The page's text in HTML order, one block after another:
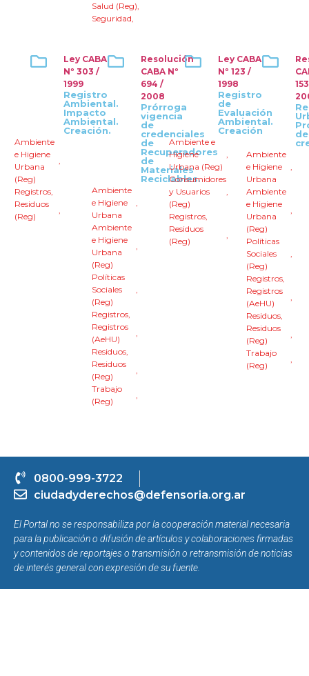
Salud (Reg),
Seguridad,
Ley CABA
Nº 303 /
1999
Registro
Ambiental.
Impacto
Ambiental.
Creación.
Ambiente
e Higiene
Urbana
(Reg)
,
Registros,
Residuos
(Reg)
,
Resolución
CABA Nº
694 /
2008
Prórroga
vigencia
de
credenciales
de
Recuperadores
de
Materiales
Reciclables.
Ambiente
e Higiene
Urbana
,
Ambiente
e Higiene
Urbana
(Reg)
,
Políticas
Sociales
(Reg)
,
Registros,
Registros
(AeHU)
,
Residuos,
Residuos
(Reg)
,
Trabajo
(Reg)
,
Ley CABA
Nº 123 /
1998
Registro
de
Evaluación
Ambiental.
Creación
Ambiente e
Higiene
Urbana (Reg)
,
Consumidores
y Usuarios
(Reg)
,
Registros,
Residuos
(Reg)
,
Ambiente
e Higiene
Urbana
,
Ambiente
e Higiene
Urbana
(Reg)
,
Políticas
Sociales
(Reg)
,
Registros,
Registros
(AeHU)
,
Residuos,
Residuos
(Reg)
,
Trabajo
(Reg)
,
0800-999-3722
ciudadyderechos@defensoria.org.ar
El Portal no se responsabiliza por la cooperación material necesaria
para la publicación o difusión de artículos y colaboraciones firmadas
y contenidos de reportajes o transmisión o retransmisión de noticias
de interés general con expresión de su fuente.